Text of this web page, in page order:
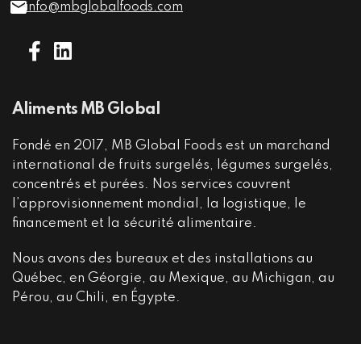
info@mbglobalfoods.com
Aliments MB Global
Fondé en 2017, MB Global Foods est un marchand
international de fruits surgelés, légumes surgelés,
concentrés et purées. Nos services couvrent
l’approvisionnement mondial, la logistique, le
financement et la sécurité alimentaire.
Nous avons des bureaux et des installations au
Québec, en Géorgie, au Mexique, au Michigan, au
Pérou, au Chili, en Égypte.